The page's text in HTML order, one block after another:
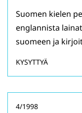
Suomen kielen
englannista
suomeen ja
KYSYTTYÄ
4/1998